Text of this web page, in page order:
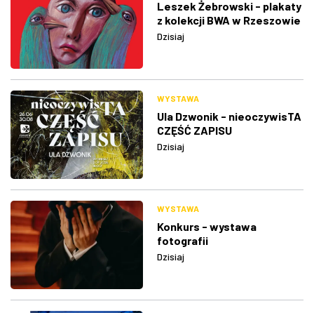
Leszek Żebrowski - plakaty
z kolekcji BWA w Rzeszowie
Dzisiaj
WYSTAWA
Ula Dzwonik - nieoczywisTA
CZĘŚĆ ZAPISU
Dzisiaj
WYSTAWA
Konkurs - wystawa
fotografii
Dzisiaj